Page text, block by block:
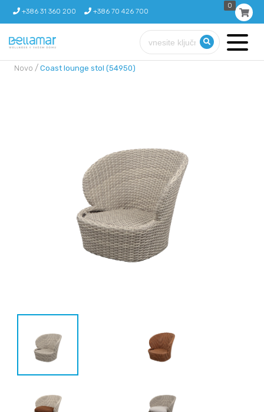
+386 31 360 200 +386 70 426 700
0
Novo / Coast lounge stol (54950)